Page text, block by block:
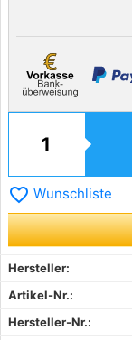
favorite_border Wunschliste
Hersteller:
Artikel-Nr.:
Hersteller-Nr.: